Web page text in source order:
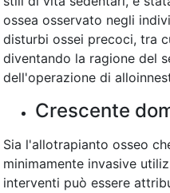
ossea osservato negli
disturbi ossei precoci, tra
diventando la ragione del
dell'operazione di
Crescente
Sia l'allotrapianto osseo
minimamente invasive
interventi può essere